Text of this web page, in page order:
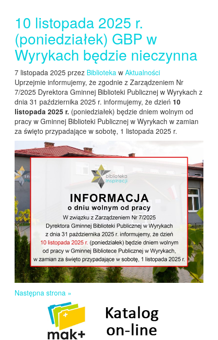
10 listopada 2025 r.
(poniedziałek) GBP w
Wyrykach będzie nieczynna
7 listopada 2025 przez Biblioteka w Aktualności
Uprzejmie informujemy, że zgodnie z Zarządzeniem Nr
7/2025 Dyrektora Gminnej Biblioteki Publicznej w Wyrykach z
dnia 31 października 2025 r. informujemy, że dzień 10
listopada 2025 r. (poniedziałek) będzie dniem wolnym od
pracy w Gminnej Biblioteki Publicznej w Wyrykach w zamian
za święto przypadające w sobotę, 1 listopada 2025 r.
Następna strona »